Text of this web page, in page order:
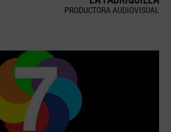
PRODUCTORA AUDIOVISUAL